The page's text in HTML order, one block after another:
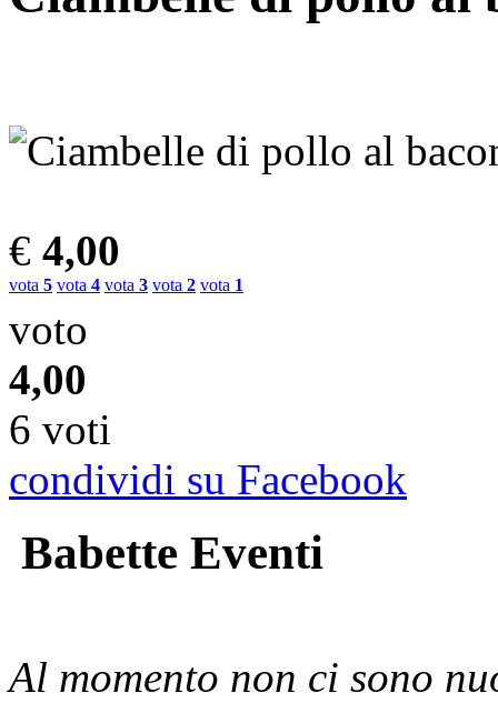
€ 4,00
vota 5 vota 4 vota 3 vota 2 vota 1
voto
4,00
6 voti
condividi su Facebook
Babette Eventi
Al momento non ci sono